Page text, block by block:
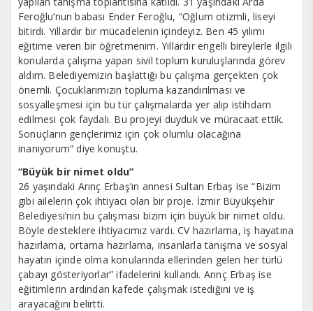
Feroğlu’nun babası Ender Feroğlu, “Oğlum otizmli, liseyi
bitirdi. Yıllardır bir mücadelenin içindeyiz. Ben 45 yılımı
eğitime veren bir öğretmenim. Yıllardır engelli bireylerle ilgili
konularda çalışma yapan sivil toplum kuruluşlarında görev
aldım. Belediyemizin başlattığı bu çalışma gerçekten çok
önemli. Çocuklarımızın topluma kazandırılması ve
sosyalleşmesi için bu tür çalışmalarda yer alıp istihdam
edilmesi çok faydalı. Bu projeyi duyduk ve müracaat ettik.
Sonuçların gençlerimiz için çok olumlu olacağına
inanıyorum” diye konuştu.
“Büyük bir nimet oldu”
26 yaşındaki Arınç Erbaş’ın annesi Sultan Erbaş ise “Bizim
gibi ailelerin çok ihtiyacı olan bir proje. İzmir Büyükşehir
Belediyesi’nin bu çalışması bizim için büyük bir nimet oldu.
Böyle desteklere ihtiyacımız vardı. CV hazırlama, iş hayatına
hazırlama, ortama hazırlama, insanlarla tanışma ve sosyal
hayatın içinde olma konularında ellerinden gelen her türlü
çabayı gösteriyorlar” ifadelerini kullandı. Arınç Erbaş ise
eğitimlerin ardından kafede çalışmak istediğini ve iş
arayacağını belirtti.